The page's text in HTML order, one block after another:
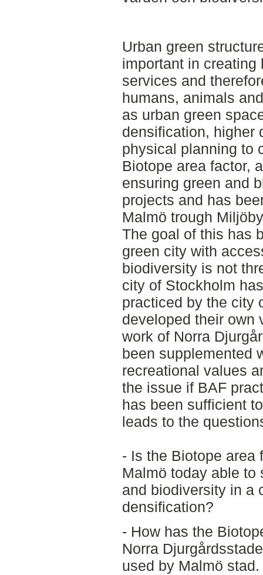
Urban green
important in
services and
humans, animals
as urban green
densification, higher
physical planning to
Biotope area factor,
ensuring green and
projects and has
Malmö trough
The goal of this has
green city with
biodiversity is not
city of Stockholm
practiced by the city
developed their own
work of Norra
been supplemented
recreational values
the issue if BAF
has been sufficient
leads to the
- Is the Biotope area
Malmö today able to
and biodiversity in a
densification?
- How has the
Norra
used by Malmö